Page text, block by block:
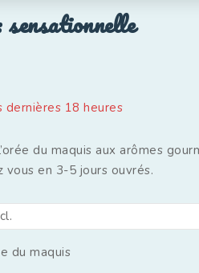
dernières 18 heures
du maquis aux arômes
vous en 3-5 jours ouvrés.
du maquis